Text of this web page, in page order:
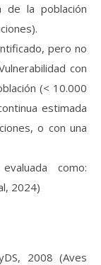
de la población
pero no
con
(< 10.000
estimada
o con una
como:
2024)
2008 (Aves